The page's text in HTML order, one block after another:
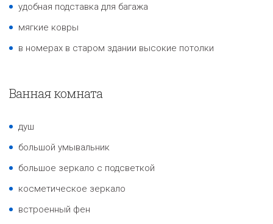
удобная подставка для багажа
мягкие ковры
в номерах в старом здании высокие потолки
Ванная комната
душ
большой умывальник
большое зеркало с подсветкой
косметическое зеркало
встроенный фен